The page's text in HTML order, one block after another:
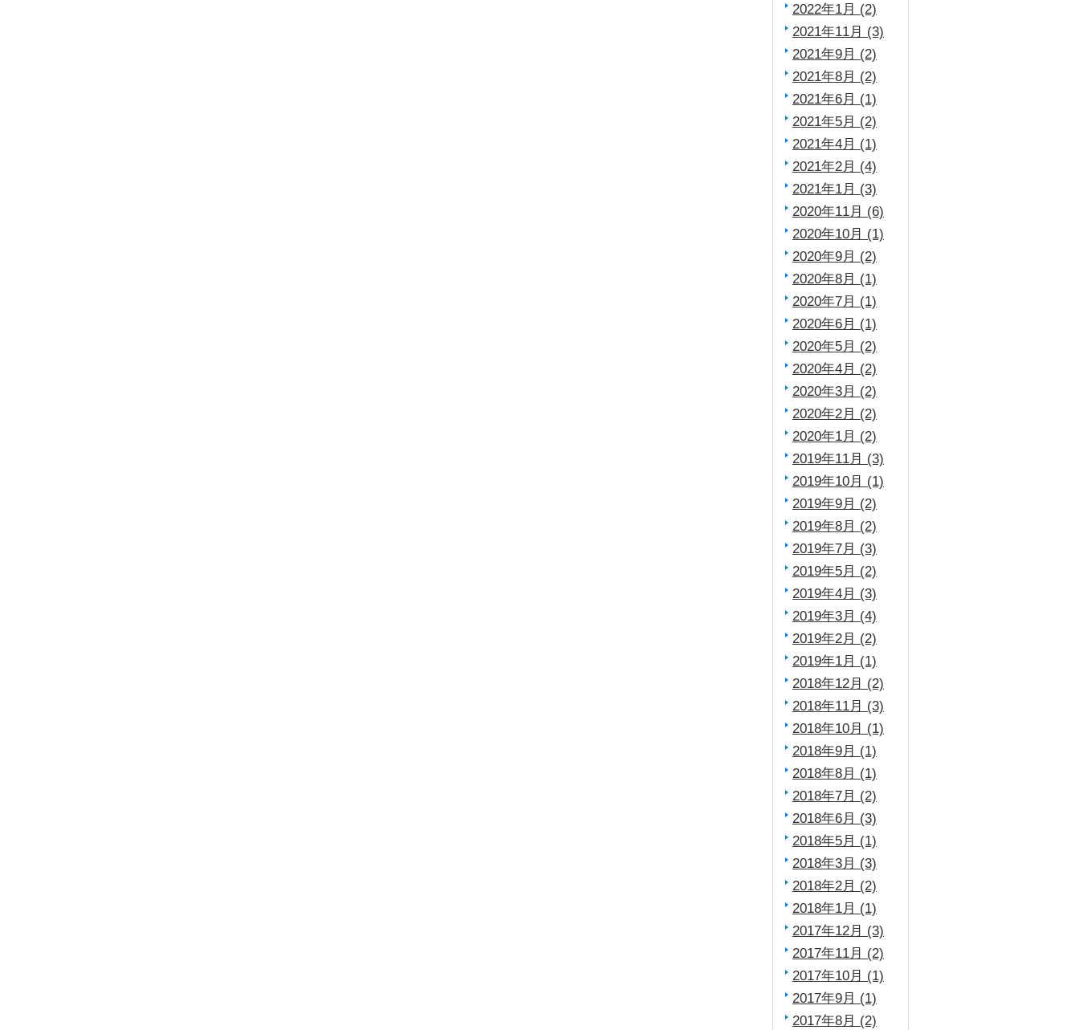
2022年1月 (2)
2021年11月 (3)
2021年9月 (2)
2021年8月 (2)
2021年6月 (1)
2021年5月 (2)
2021年4月 (1)
2021年2月 (4)
2021年1月 (3)
2020年11月 (6)
2020年10月 (1)
2020年9月 (2)
2020年8月 (1)
2020年7月 (1)
2020年6月 (1)
2020年5月 (2)
2020年4月 (2)
2020年3月 (2)
2020年2月 (2)
2020年1月 (2)
2019年11月 (3)
2019年10月 (1)
2019年9月 (2)
2019年8月 (2)
2019年7月 (3)
2019年5月 (2)
2019年4月 (3)
2019年3月 (4)
2019年2月 (2)
2019年1月 (1)
2018年12月 (2)
2018年11月 (3)
2018年10月 (1)
2018年9月 (1)
2018年8月 (1)
2018年7月 (2)
2018年6月 (3)
2018年5月 (1)
2018年3月 (3)
2018年2月 (2)
2018年1月 (1)
2017年12月 (3)
2017年11月 (2)
2017年10月 (1)
2017年9月 (1)
2017年8月 (2)